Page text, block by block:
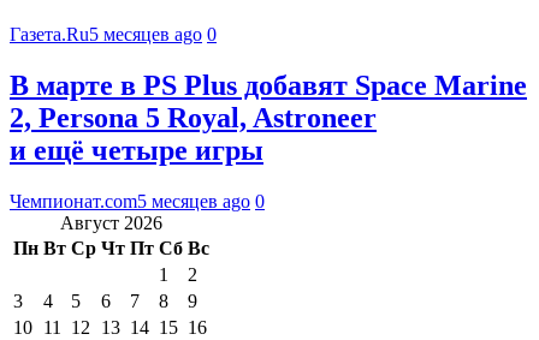
Газета.Ru5 месяцев ago 0
В марте в PS Plus добавят Space Marine
2, Persona 5 Royal, Astroneer
и ещё четыре игры
Чемпионат.com5 месяцев ago 0
Август 2026
Пн Вт Ср Чт Пт Сб Вс
1
2
3
4 5 6 7 8
9
10 11 12 13 14 15 16